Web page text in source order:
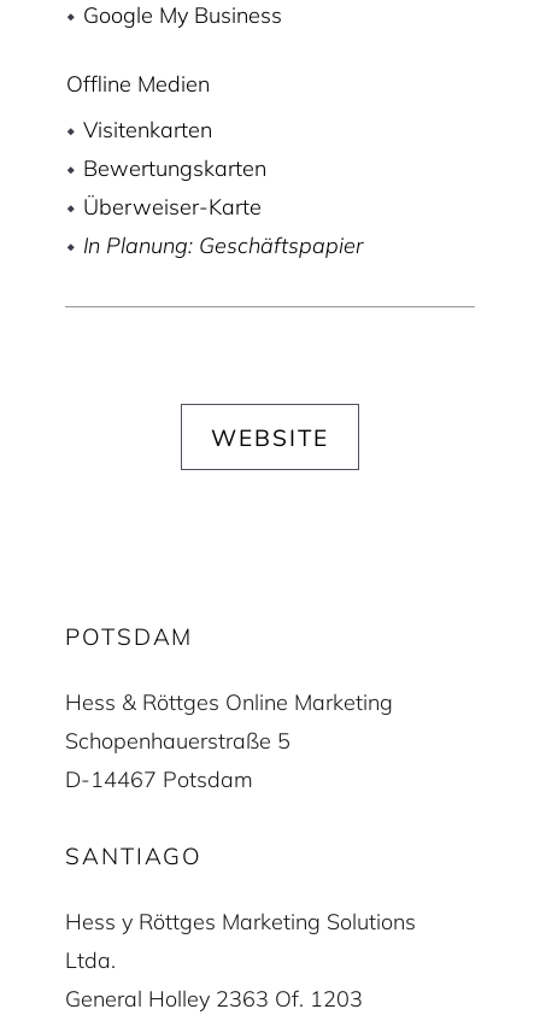
Google My Business
Offline Medien
Visitenkarten
Bewertungskarten
Überweiser-Karte
In Planung: Geschäftspapier
WEBSITE
POTSDAM
Hess & Röttges Online Marketing
Schopenhauerstraße 5
D-14467 Potsdam
SANTIAGO
Hess y Röttges Marketing Solutions
Ltda.
General Holley 2363 Of. 1203